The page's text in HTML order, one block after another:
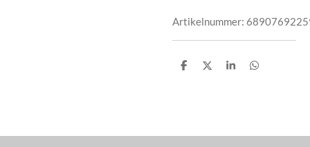
Artikelnummer:
D
D
S
D